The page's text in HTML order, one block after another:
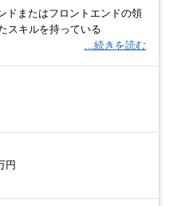
ドまたはフロントエンドの領
スキルを持っている
…続きを読む
円